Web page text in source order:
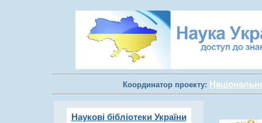
Координатор проекту:
Наукові бібліотеки України